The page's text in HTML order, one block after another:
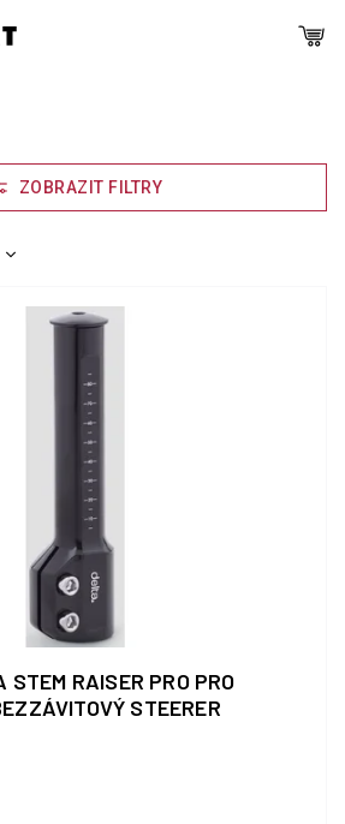
STEM RAISER PRO PRO
STEERER